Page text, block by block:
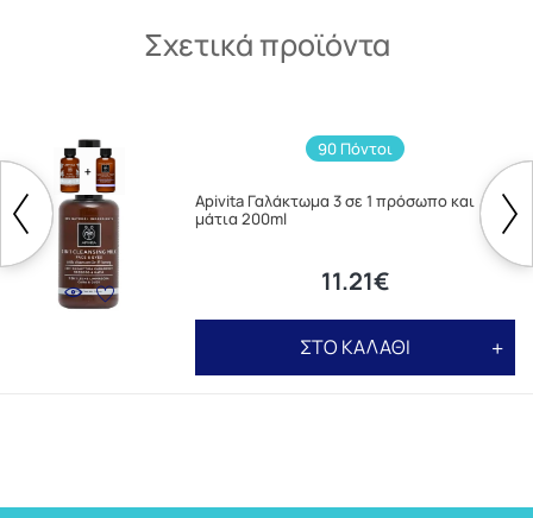
Σχετικά προϊόντα
90 Πόντοι
Apivita Γαλάκτωμα 3 σε 1 πρόσωπο και
μάτια 200ml
11.21€
ΣΤΟ ΚΑΛΑΘΙ